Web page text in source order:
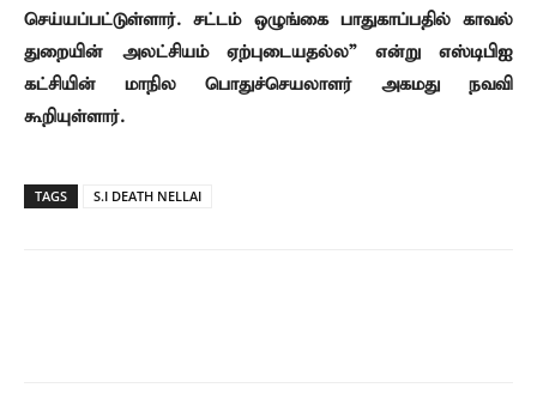
செய்யப்பட்டுள்ளார். சட்டம் ஒழுங்கை பாதுகாப்பதில் காவல்
துறையின் அலட்சியம் ஏற்புடையதல்ல” என்று எஸ்டிபிஐ
கட்சியின் மாநில பொதுச்செயலாளர் அகமது நவவி
கூறியுள்ளார்.
TAGS S.I DEATH NELLAI